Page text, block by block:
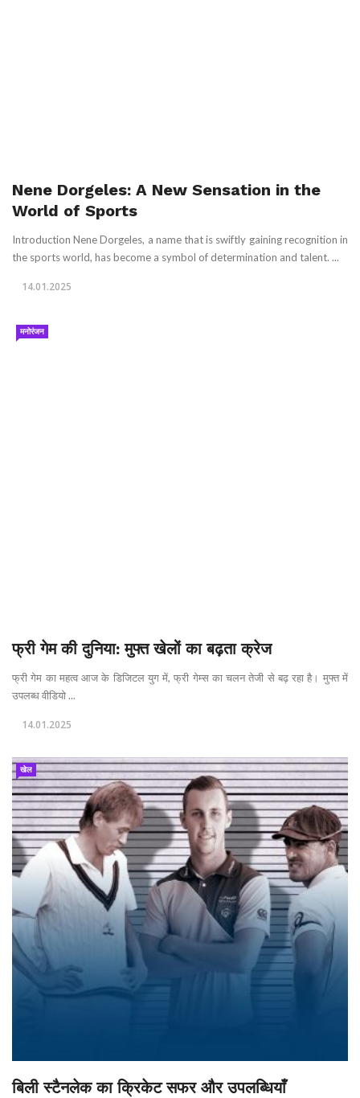
Nene Dorgeles: A New Sensation in the
World of Sports
Introduction Nene Dorgeles, a name that is swiftly gaining recognition in
the sports world, has become a symbol of determination and talent. ...
14.01.2025
मनोरंजन
फ्री गेम की दुनिया: मुफ्त खेलों का बढ़ता क्रेज
फ्री गेम का महत्व आज के डिजिटल युग में, फ्री गेम्स का चलन तेजी से बढ़ रहा है। मुफ्त में
उपलब्ध वीडियो ...
14.01.2025
खेल
बिली स्टैनलेक का क्रिकेट सफर और उपलब्धियाँ